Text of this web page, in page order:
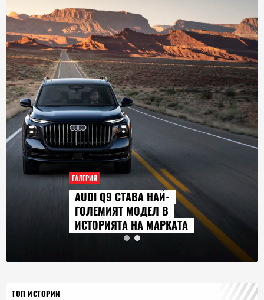
ГАЛЕРИЯ
AUDI Q9 СТАВА НАЙ-
ГОЛЕМИЯТ МОДЕЛ В
ИСТОРИЯТА НА МАРКАТА
ТОП ИСТОРИИ